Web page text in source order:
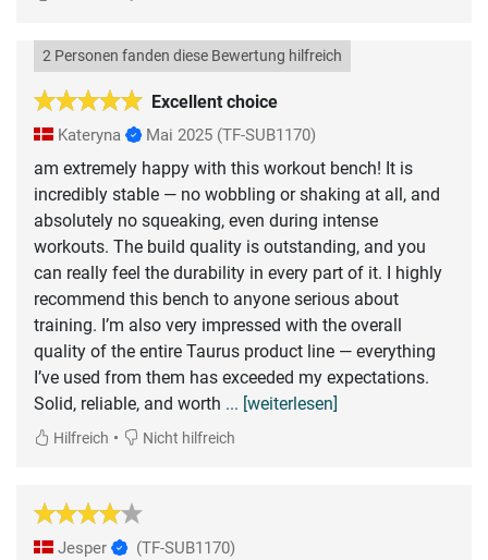
Excellent choice
2 Personen fanden diese Bewertung hilfreich
Kateryna Mai 2025 (TF-SUB1170)
am extremely happy with this workout bench! It is
incredibly stable — no wobbling or shaking at all, and
absolutely no squeaking, even during intense
workouts. The build quality is outstanding, and you
can really feel the durability in every part of it. I highly
recommend this bench to anyone serious about
training. I’m also very impressed with the overall
quality of the entire Taurus product line — everything
I’ve used from them has exceeded my expectations.
Solid, reliable, and worth ... [weiterlesen]
Hilfreich • Nicht hilfreich
Jesper (TF-SUB1170)